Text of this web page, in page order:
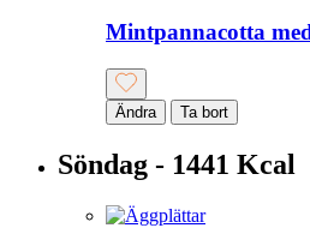
Mintpannacotta
Ändra Ta bort
Söndag - 1441 Kcal